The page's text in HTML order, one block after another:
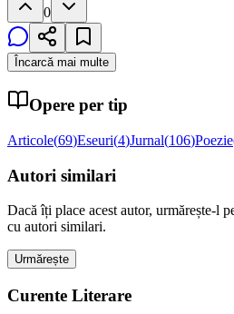
0
Încarcă mai multe
Opere per tip
Articole(69)Eseuri(4)Jurnal(106)Poezie
Autori similari
Dacă îți place acest autor, urmărește-l
cu autori similari.
Urmărește
Curente Literare